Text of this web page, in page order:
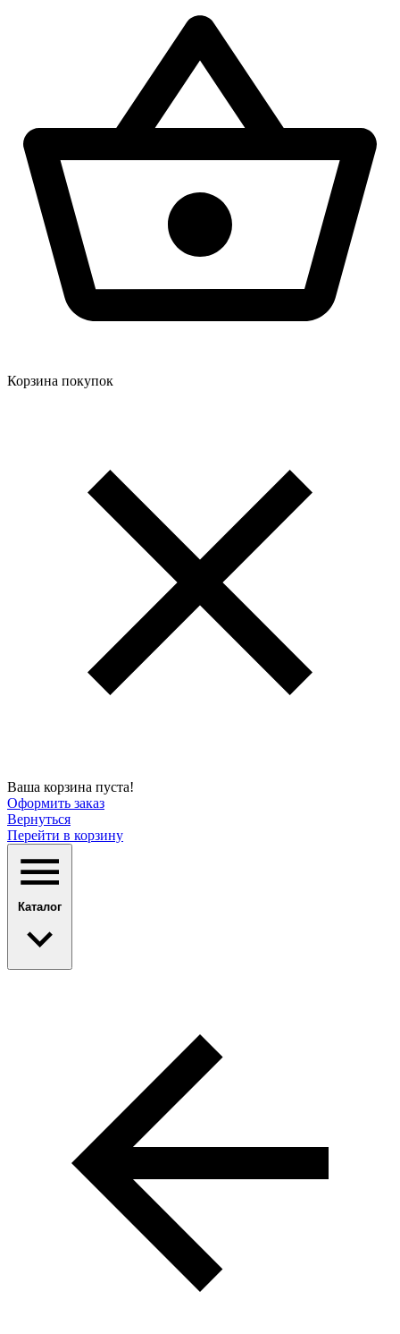
Корзина покупок
Ваша корзина пуста!
Оформить заказ
Вернуться
Перейти в корзину
Каталог